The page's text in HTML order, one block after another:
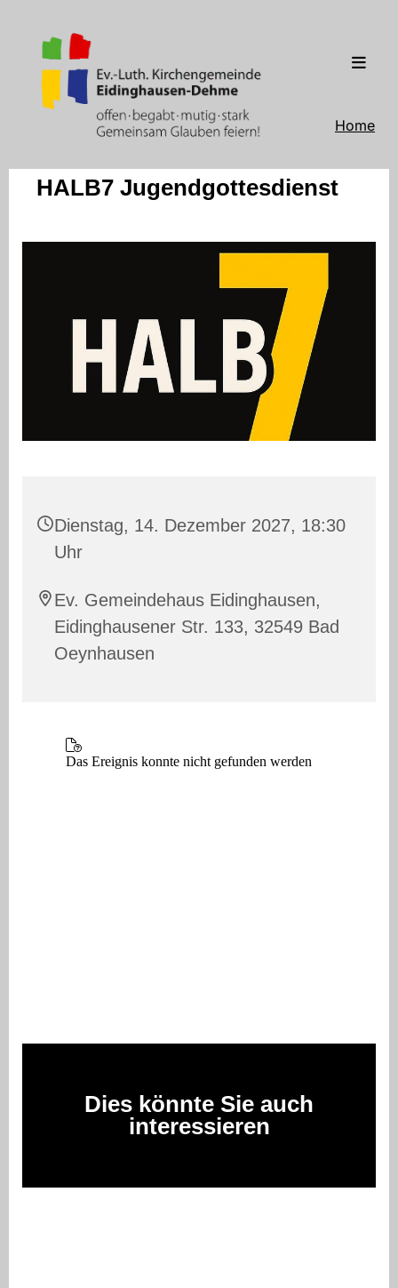
Home
HALB7 Jugendgottesdienst
Dienstag, 14. Dezember 2027, 18:30
Uhr
Ev. Gemeindehaus Eidinghausen,
Eidinghausener Str. 133, 32549 Bad
Oeynhausen
Dies könnte Sie auch
interessieren